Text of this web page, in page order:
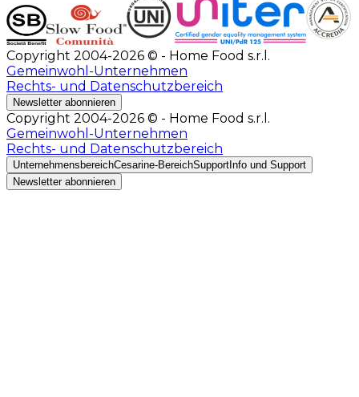
Copyright 2004-2026 © - Home Food s.r.l.
Gemeinwohl-Unternehmen
Rechts- und Datenschutzbereich
Newsletter abonnieren
Copyright 2004-2026 © - Home Food s.r.l.
Gemeinwohl-Unternehmen
Rechts- und Datenschutzbereich
UnternehmensbereichCesarine-BereichSupport Info und Support
Newsletter abonnieren